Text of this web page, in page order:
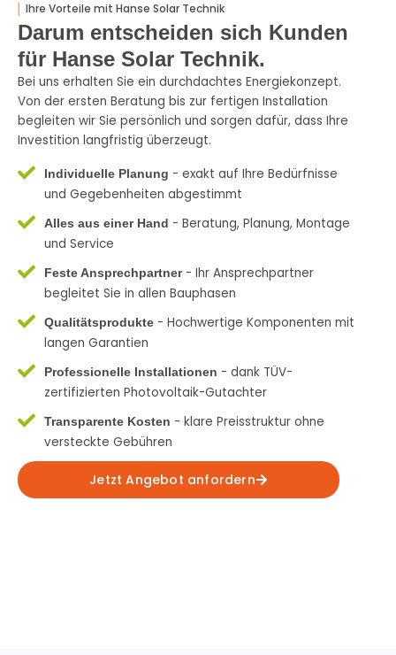
Ihre Vorteile mit Hanse Solar Technik
Darum entscheiden sich Kunden
für Hanse Solar Technik.
Bei uns erhalten Sie ein durchdachtes Energiekonzept.
Von der ersten Beratung bis zur fertigen Installation
begleiten wir Sie persönlich und sorgen dafür, dass Ihre
Investition langfristig überzeugt.
Individuelle Planung - exakt auf Ihre Bedürfnisse
und Gegebenheiten abgestimmt
Alles aus einer Hand - Beratung, Planung, Montage
und Service
Feste Ansprechpartner- Ihr Ansprechpartner
begleitet Sie in allen Bauphasen
Qualitätsprodukte - Hochwertige Komponenten mit
langen Garantien
Professionelle Installationen - dank TÜV-
zertifizierten Photovoltaik-Gutachter
Transparente Kosten - klare Preisstruktur ohne
versteckte Gebühren
Jetzt Angebot anfordern